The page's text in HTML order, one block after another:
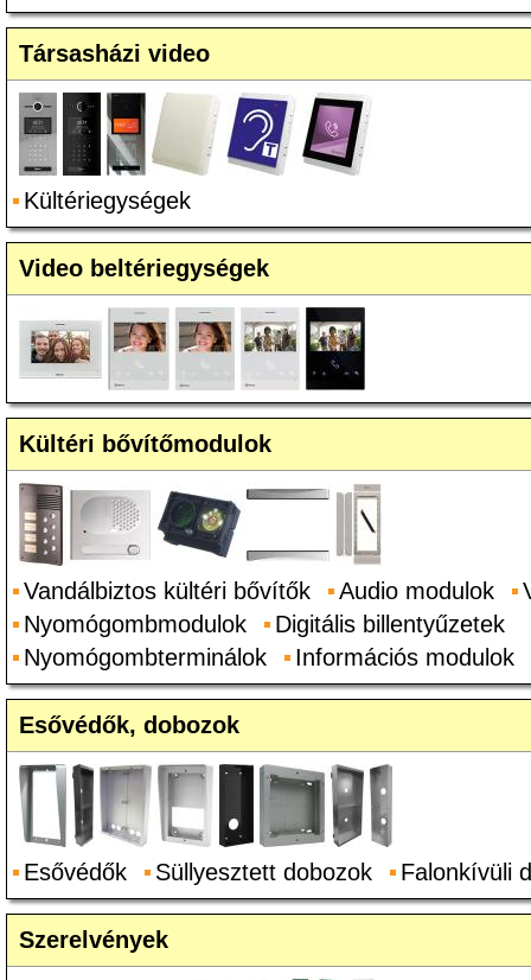
Társasházi video
Kültériegységek
Video beltériegységek
Kültéri bővítőmodulok
Vandálbiztos kültéri bővítők Audio modulok
Nyomógombmodulok
Digitális billentyűzetek
Nyomógombterminálok
Információs modulok
Esővédők, dobozok
Esővédők Süllyesztett dobozok Falonkívüli
Szerelvények